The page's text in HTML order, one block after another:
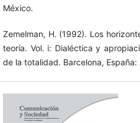
México.
Zemelman, H. (1992). Los
teoría. Vol. i: Dialéctica y
de la totalidad. Barcelona, España: